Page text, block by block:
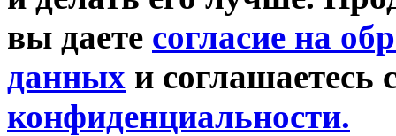
вы даете согласие на
данных и соглашаетесь
конфиденциальности.